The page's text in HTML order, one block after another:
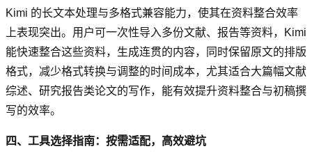
Kimi 的长文本处理与多格式兼容能力，使其在资料整合效率
上表现突出。用户可一次性导入多份文献、报告等资料，Kimi
能快速整合这些资料，生成连贯的内容，同时保留原文的排版
格式，减少格式转换与调整的时间成本，尤其适合大篇幅文献
综述、研究报告类论文的写作，能有效提升资料整合与初稿撰
写的效率。
四、工具选择指南：按需适配，高效避坑